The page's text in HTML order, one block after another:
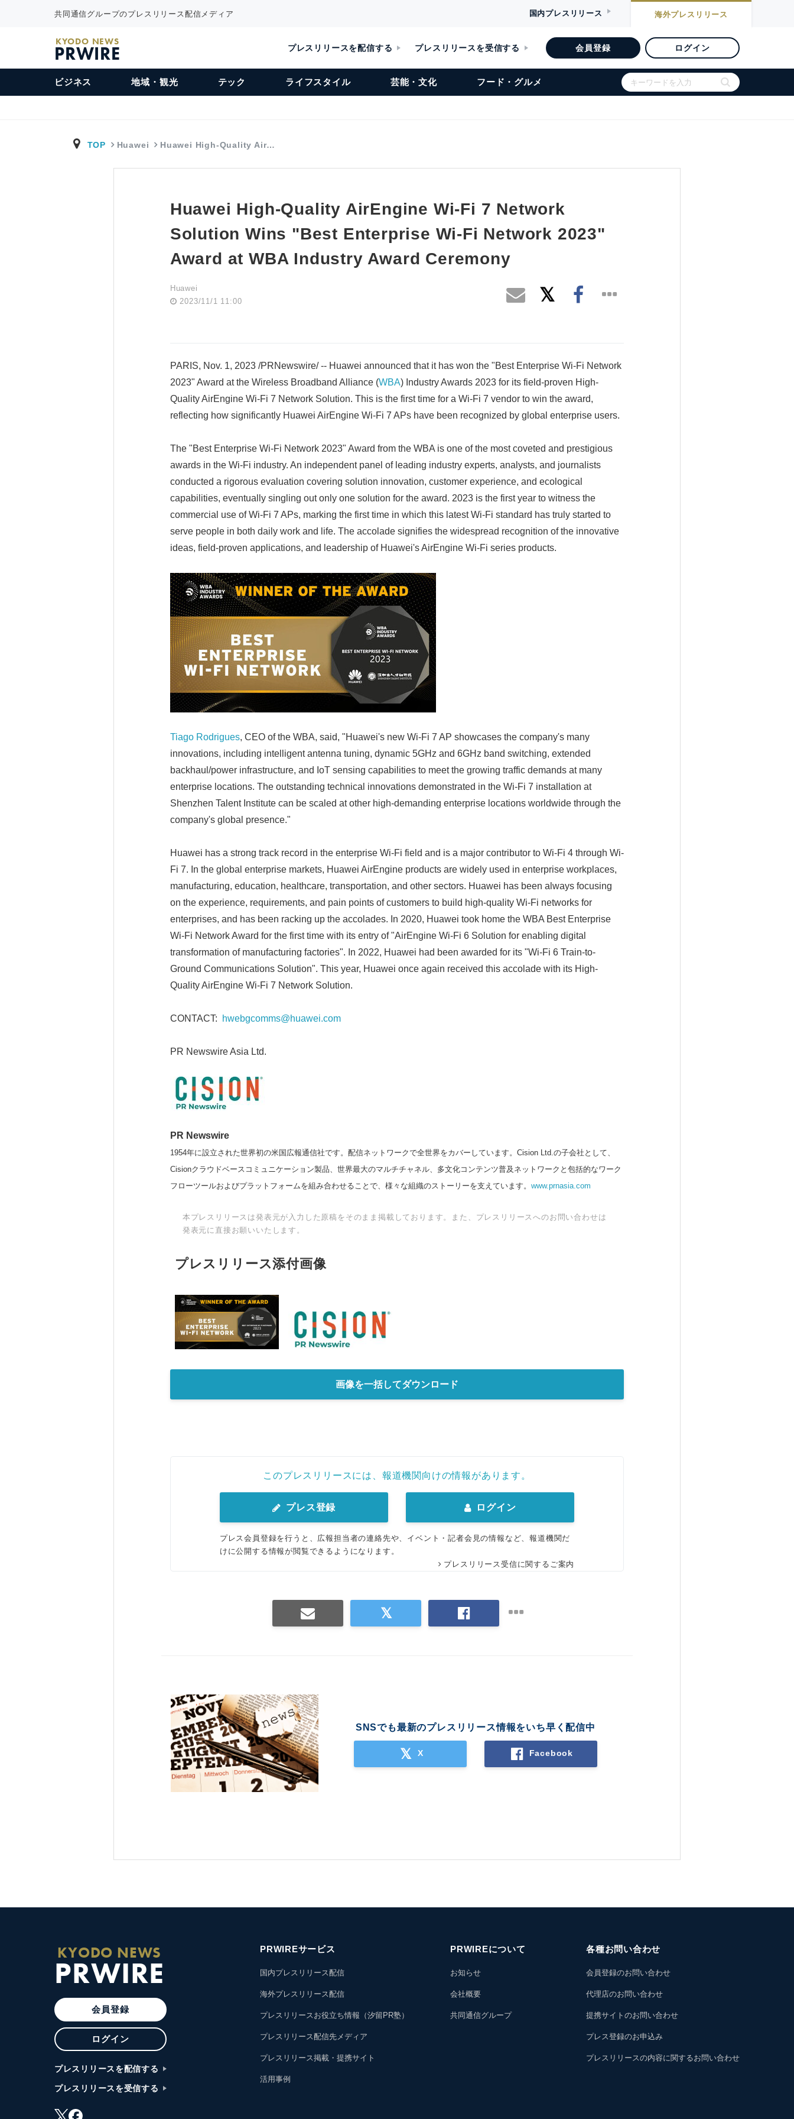
共同通信グループのプレスリリース配信メディア 国内プレスリリース 海外プレスリリース
KYODO NEWS
PRWIRE プレスリリースを配信する プレスリリースを受信する 会員登録 ログイン
ビジネス 地域・観光 テック ライフスタイル 芸能・文化 フード・グルメ
TOP Huawei Huawei High-Quality Air…
Huawei High-Quality AirEngine Wi-Fi 7 Network
Solution Wins "Best Enterprise Wi-Fi Network 2023"
Award at WBA Industry Award Ceremony
Huawei
2023/11/1 11:00
PARIS, Nov. 1, 2023 /PRNewswire/ -- Huawei announced that it has won the "Best Enterprise Wi-Fi Network
2023" Award at the Wireless Broadband Alliance (WBA) Industry Awards 2023 for its field-proven High-
Quality AirEngine Wi-Fi 7 Network Solution. This is the first time for a Wi-Fi 7 vendor to win the award,
reflecting how significantly Huawei AirEngine Wi-Fi 7 APs have been recognized by global enterprise users.
The "Best Enterprise Wi-Fi Network 2023" Award from the WBA is one of the most coveted and prestigious
awards in the Wi-Fi industry. An independent panel of leading industry experts, analysts, and journalists
conducted a rigorous evaluation covering solution innovation, customer experience, and ecological
capabilities, eventually singling out only one solution for the award. 2023 is the first year to witness the
commercial use of Wi-Fi 7 APs, marking the first time in which this latest Wi-Fi standard has truly started to
serve people in both daily work and life. The accolade signifies the widespread recognition of the innovative
ideas, field-proven applications, and leadership of Huawei's AirEngine Wi-Fi series products.
Tiago Rodrigues, CEO of the WBA, said, "Huawei's new Wi-Fi 7 AP showcases the company's many
innovations, including intelligent antenna tuning, dynamic 5GHz and 6GHz band switching, extended
backhaul/power infrastructure, and IoT sensing capabilities to meet the growing traffic demands at many
enterprise locations. The outstanding technical innovations demonstrated in the Wi-Fi 7 installation at
Shenzhen Talent Institute can be scaled at other high-demanding enterprise locations worldwide through the
company's global presence."
Huawei has a strong track record in the enterprise Wi-Fi field and is a major contributor to Wi-Fi 4 through Wi-
Fi 7. In the global enterprise markets, Huawei AirEngine products are widely used in enterprise workplaces,
manufacturing, education, healthcare, transportation, and other sectors. Huawei has been always focusing
on the experience, requirements, and pain points of customers to build high-quality Wi-Fi networks for
enterprises, and has been racking up the accolades. In 2020, Huawei took home the WBA Best Enterprise
Wi-Fi Network Award for the first time with its entry of "AirEngine Wi-Fi 6 Solution for enabling digital
transformation of manufacturing factories". In 2022, Huawei had been awarded for its "Wi-Fi 6 Train-to-
Ground Communications Solution". This year, Huawei once again received this accolade with its High-
Quality AirEngine Wi-Fi 7 Network Solution.
CONTACT: hwebgcomms@huawei.com
PR Newswire Asia Ltd.
PR Newswire
1954年に設立された世界初の米国広報通信社です。配信ネットワークで全世界をカバーしています。Cision Ltd.の子会社として、
Cisionクラウドベースコミュニケーション製品、世界最大のマルチチャネル、多文化コンテンツ普及ネットワークと包括的なワーク
フローツールおよびプラットフォームを組み合わせることで、様々な組織のストーリーを支えています。 www.prnasia.com
本プレスリリースは発表元が入力した原稿をそのまま掲載しております。また、プレスリリースへのお問い合わせは
発表元に直接お願いいたします。
プレスリリース添付画像
画像を一括してダウンロード
このプレスリリースには、報道機関向けの情報があります。
プレス登録 ログイン
プレス会員登録を行うと、広報担当者の連絡先や、イベント・記者会見の情報など、報道機関だ
けに公開する情報が閲覧できるようになります。
プレスリリース受信に関するご案内
SNSでも最新のプレスリリース情報をいち早く配信中
X Facebook
KYODO NEWS
PRWIRE
会員登録
ログイン
プレスリリースを配信する
プレスリリースを受信する
PRWIREサービス
国内プレスリリース配信
海外プレスリリース配信
プレスリリースお役立ち情報（汐留PR塾）
プレスリリース配信先メディア
プレスリリース掲載・提携サイト
活用事例
PRWIREについて
お知らせ
会社概要
共同通信グループ
各種お問い合わせ
会員登録のお問い合わせ
代理店のお問い合わせ
提携サイトのお問い合わせ
プレス登録のお申込み
プレスリリースの内容に関するお問い合わせ